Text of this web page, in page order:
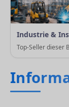
Industrie &
Top-Seller dieser